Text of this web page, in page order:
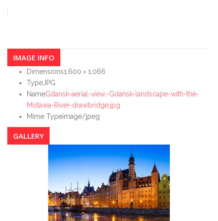
IMAGE INFO
Dimensions1,600 × 1,066
Type JPG
NameGdansk-aerial-view.-Gdansk-landscape-with-the-
Motawa-River-drawbridge.jpg
Mime Typeimage/jpeg
GALLERY